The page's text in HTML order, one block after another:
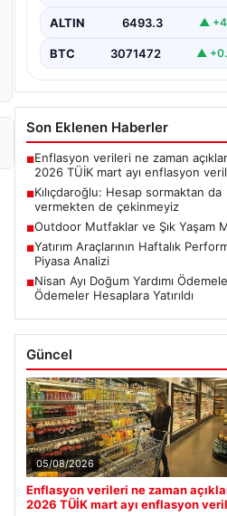
ALTIN 6493.3 ▲
BTC 3071472 ▲
Son Eklenen Haberler
■Enflasyon verileri ne zaman
2026 TÜİK mart ayı enflasyon
■Kılıçdaroğlu: Hesap sormaktan da
vermekten de çekinmeyiz
■Outdoor Mutfaklar ve Şık Yaşam
■Yatırım Araçlarının Haftalık
Piyasa Analizi
■Nisan Ayı Doğum Yardımı
Ödemeler Hesaplara Yatırıldı
Güncel
05/08/2026
Enflasyon verileri ne zaman
2026 TÜİK mart ayı enflasyon